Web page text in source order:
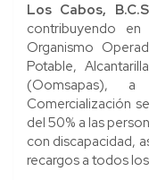
Los Cabos,
contribuyendo
Organismo
Potable,
(Oomsapas),
Comercialización
del 50% a las
con discapacidad,
recargos a todos